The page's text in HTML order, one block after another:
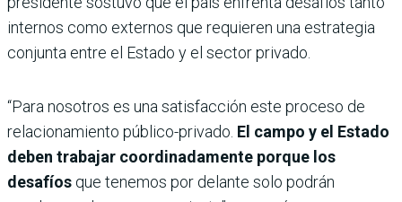
internos como externos que requieren una estrategia
conjunta entre el Estado y el sector privado.
“Para nosotros es una satisfacción este proceso de
relacionamiento público-privado. El campo y el Estado
deben trabajar coordinadamente porque los
desafíos que tenemos por delante solo podrán